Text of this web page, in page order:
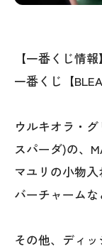
【一番くじ情報】
一番くじ【
ウルキオラ・
スパーダ)の、
マユリの小物
バーチャームな
その他、ディ